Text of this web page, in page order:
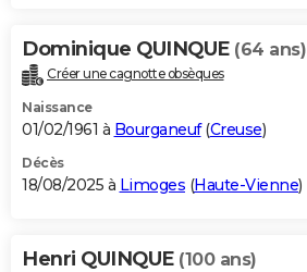
Bricolage
Lifestyle
Culture
Sport
Auto
Television
Voyage
Cinema
Dominique QUINQUE (64 ans)
Créer une cagnotte obsèques
Naissance
01/02/1961 à Bourganeuf(Creuse)
Décès
18/08/2025 à Limoges (Haute-Vienne)
Henri QUINQUE (100 ans)